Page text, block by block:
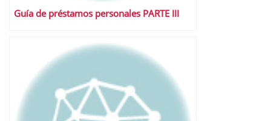
Guía de préstamos personales PARTE III